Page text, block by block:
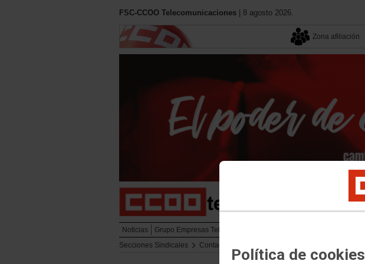
Política de cookies
FSC-CCOO Telecomunicaciones | 8 agosto 2026.
Zona afiliación
Noticias Grupo Empresas Telefónica
Secciones Sindicales
Contact Center